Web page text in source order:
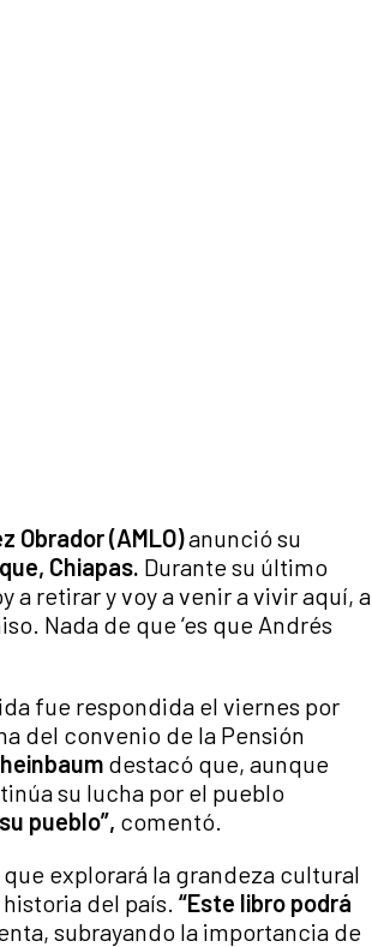
Obrador (AMLO)anunció su
Chiapas. Durante su último
a retirar y voy a venir a vivir aquí, a
Nada de que ‘es que Andrés
fue respondida el viernes por
del convenio de la Pensión
destacó que, aunque
su lucha por el pueblo
pueblo”, comentó.
explorará la grandeza cultural
del país. “Este libro podrá
subrayando la importancia de